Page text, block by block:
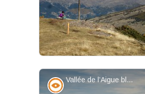
Vallée de l’Aigue blanche - Benjamin Musella - PNR Queyras
Point de vue - sommet